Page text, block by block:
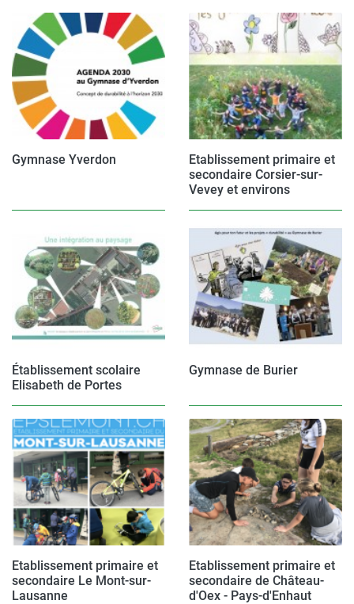
Gymnase Yverdon
Etablissement primaire et
secondaire Corsier-sur-
Vevey et environs
Établissement scolaire
Elisabeth de Portes
Gymnase de Burier
Etablissement primaire et
secondaire Le Mont-sur-
Lausanne
Etablissement primaire et
secondaire de Château-
d'Oex - Pays-d'Enhaut